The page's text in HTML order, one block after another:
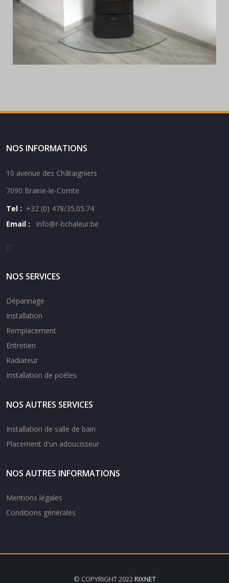
NOS INFORMATIONS
10 avenue des Châtaigniers
7090 Braine-le-Comte
Tel : +32 (0) 478/35.05.74
Email :
info@r-bchaleur.be
NOS SERVICES
Dépannage
Installation
Remplacement
Entretien
Radiateur
Installation de poêles
NOS AUTRES SERVICES
Installation de salle de bain
Placement d'un adoucisseur
NOS AUTRES INFORMATIONS
Mentions légales
Conditions générales
© COPYRIGHT 2022RIXNET